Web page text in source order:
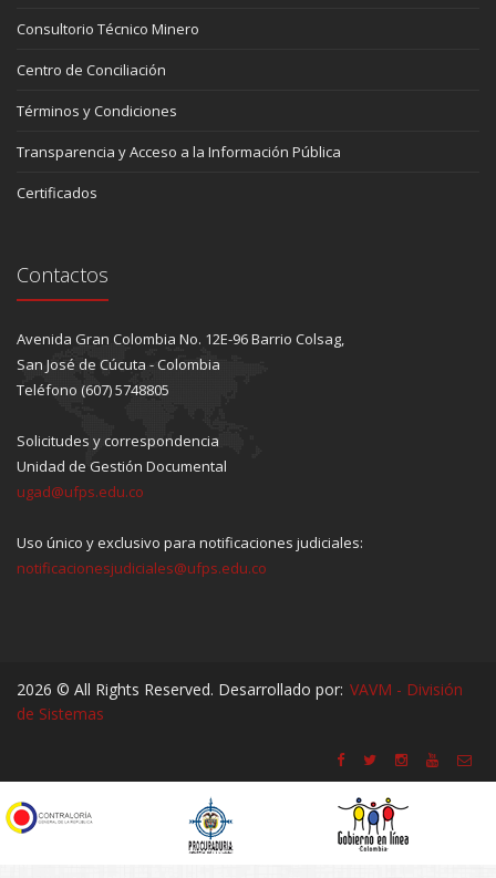
Consultorio Técnico Minero
Centro de Conciliación
Términos y Condiciones
Transparencia y Acceso a la Información Pública
Certificados
Contactos
Avenida Gran Colombia No. 12E-96 Barrio Colsag,
San José de Cúcuta - Colombia
Teléfono (607) 5748805
Solicitudes y correspondencia
Unidad de Gestión Documental
ugad@ufps.edu.co
Uso único y exclusivo para notificaciones judiciales:
notificacionesjudiciales@ufps.edu.co
2026 © All Rights Reserved. Desarrollado por: VAVM - División
de Sistemas